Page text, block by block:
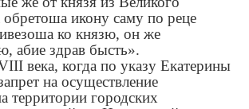
икону саму по реце
ко князю, он же
абие здрав бысть».
века, когда по указу Екатерины
на осуществление
территории городских